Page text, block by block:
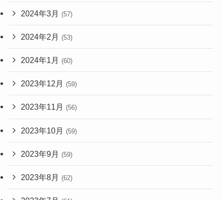
2024年3月 (57)
2024年2月 (53)
2024年1月 (60)
2023年12月 (59)
2023年11月 (56)
2023年10月 (59)
2023年9月 (59)
2023年8月 (62)